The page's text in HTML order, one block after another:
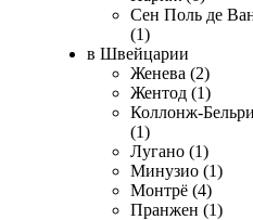
Сен Поль де
(1)
в Швейцарии
Женева (2)
Жентод (1)
Коллонж-
(1)
Лугано (1)
Минузио (1)
Монтрё (4)
Пранжен (1)